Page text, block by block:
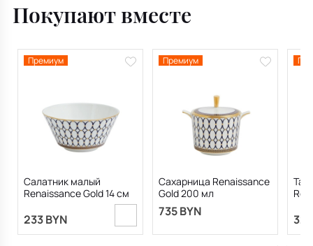
Покупают вместе
Премиум
Салатник малый
Renaissance Gold 14 см
233 BYN
Премиум
Сахарница Renaissance
Gold 200 мл
735 BYN